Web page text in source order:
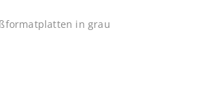
in grau